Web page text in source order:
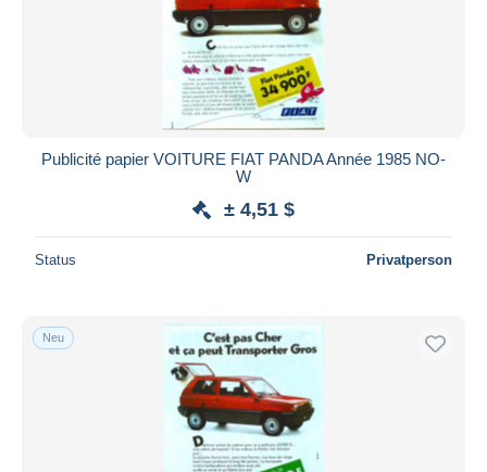
Publicité papier VOITURE FIAT PANDA Année 1985 NO-
W
± 4,51 $
Status Privatperson
Neu